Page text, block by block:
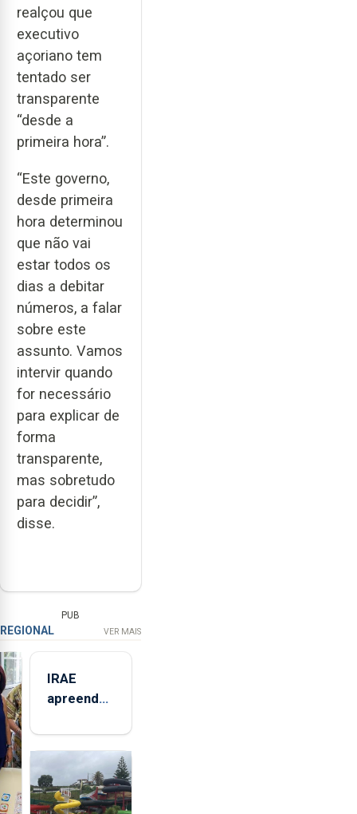
realçou que
executivo
açoriano tem
tentado ser
transparente
“desde a
primeira hora”.
“Este governo,
desde primeira
hora determinou
que não vai
estar todos os
dias a debitar
números, a falar
sobre este
assunto. Vamos
intervir quando
for necessário
para explicar de
forma
transparente,
mas sobretudo
para decidir”,
disse.
PUB
REGIONAL VER MAIS
IRAE
apreendeu
toneladas
de
alimentos
entre